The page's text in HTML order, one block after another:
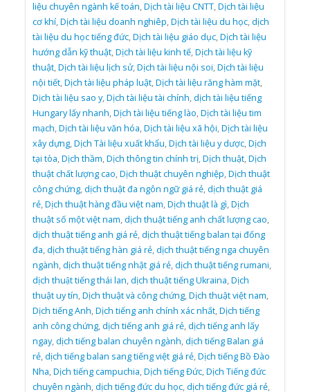
liệu chuyên ngành kế toán,Dịch tài liệu CNTT,Dịch tài liệu
cơ khí,Dịch tài liệu doanh nghiêp,Dịch tài liệu du học,dịch
tài liệu du học tiếng đức,Dịch tài liệu giáo dục,Dịch tài liệu
hướng dẫn kỹ thuật,Dịch tài liệu kinh tế,Dịch tài liệu kỹ
thuật,Dịch tài liệu lịch sử,Dịch tài liệu nội soi,Dịch tài liệu
nội tiết,Dịch tài liệu pháp luật,Dịch tài liệu răng hàm mặt,
Dịch tài liệu sao y,Dịch tài liệu tài chính,dịch tài liệu tiếng
Hungary lấy nhanh,Dịch tài liệu tiếng lào,Dịch tài liệu tim
mạch,Dịch tài liệu văn hóa,Dịch tài liệu xã hội,Dịch tài liệu
xây dựng,Dịch Tài liệu xuất khẩu,Dịch tài liệu y dược,Dịch
tại tòa,Dịch thầm,Dịch thông tin chính trị,Dịch thuật,Dịch
thuật chất lượng cao,Dịch thuật chuyên nghiệp,Dịch thuật
công chứng,dịch thuật đa ngôn ngữ giá rẻ,dịch thuật giá
rẻ,Dịch thuật hàng đầu việt nam,Dịch thuật là gì,Dịch
thuật số một việt nam,dịch thuật tiếng anh chất lượng cao,
dịch thuật tiếng anh giá rẻ,dịch thuật tiếng balan tại đống
đa,dịch thuật tiếng hàn giá rẻ,dịch thuật tiếng nga chuyên
ngành,dịch thuật tiếng nhật giá rẻ,dịch thuật tiếng rumani,
dịch thuật tiếng thái lan,dịch thuật tiếng Ukraina,Dịch
thuật uy tín,Dịch thuật và công chứng,Dịch thuật việt nam,
Dịch tiếng Anh,Dịch tiếng anh chính xác nhất,Dịch tiếng
anh công chứng,dịch tiếng anh giá rẻ,dịch tiếng anh lấy
ngay,dịch tiếng balan chuyên ngành,dịch tiếng Balan giá
rẻ,dịch tiếng balan sang tiếng việt giá rẻ,Dịch tiếng Bồ Đào
Nha,Dịch tiếng campuchia,Dịch tiếng Đức,Dịch Tiếng đức
chuyên ngành,dịch tiếng đức du học,dịch tiếng đức giá rẻ,